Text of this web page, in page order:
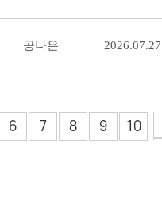
공나은 2026.07.27
6 7 8 9 10